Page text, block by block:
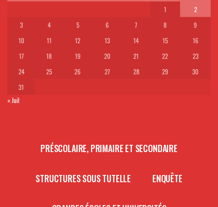
1
2
3
4 5 6 7 8
9
10
11 12 13 14 15
16
17
18 19 20 21 22
23
24
25 26 27 28 29
30
31
« Juil
PRÉSCOLAIRE, PRIMAIRE ET SECONDAIRE
STRUCTURES SOUS TUTELLE ENQUÊTE